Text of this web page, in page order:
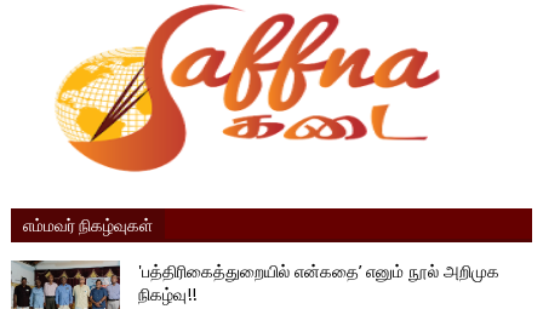
எம்மவர் நிகழ்வுகள்
'பத்திரிகைத்துறையில் என்கதை’ எனும் நூல் அறிமுக
நிகழ்வு!!